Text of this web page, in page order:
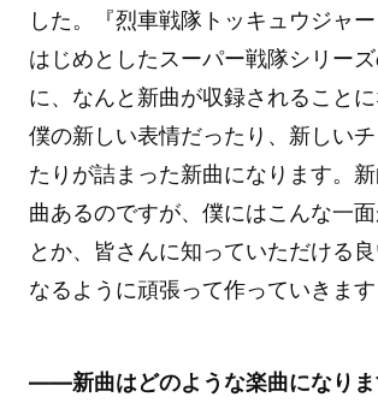
した。『烈車戦隊トッキュウジャ
はじめとしたスーパー戦隊シリー
に、なんと新曲が収録されることに
僕の新しい表情だったり、新しい
たりが詰まった新曲になります。
曲あるのですが、僕にはこんな一面
とか、皆さんに知っていただける
なるように頑張って作っていきます
――新曲はどのような楽曲になりま